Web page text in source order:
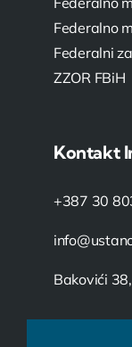
Federalno
Federalni
ZZOR FBiH
Kontakt
+387 30
Bakovići